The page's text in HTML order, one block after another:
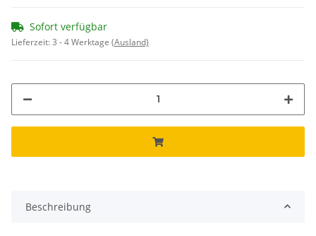
Sofort verfügbar
Lieferzeit:3 - 4 Werktage (Ausland)
Beschreibung